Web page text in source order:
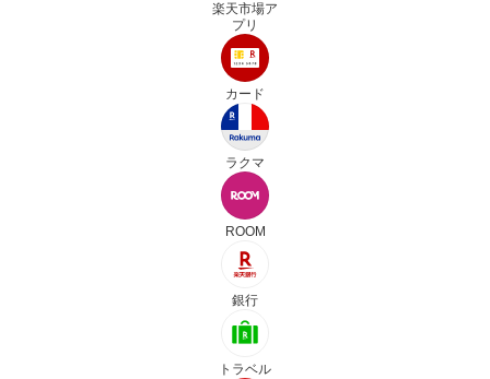
楽天市場ア
プリ
カード
ラクマ
ROOM
銀行
トラベル